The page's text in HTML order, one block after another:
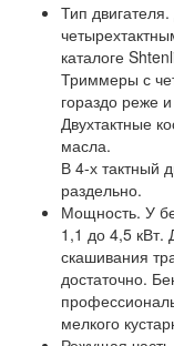
Тип
каталоге
Триммеры с
гораздо реже
Двухтактные
масла.
В 4-х тактный
раздельно.
Мощность. У
1,1 до 4,5 кВт.
скашивания
достаточно.
мелкого